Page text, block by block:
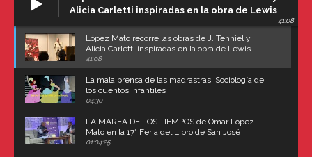
Alicia Carletti inspiradas en la obra de Lewis
41:08
López Mato recorre las obras de J. Tenniel y
Alicia Carletti inspiradas en la obra de Lewis
Carroll
41:08
La mala prensa de las madrastras: Sociología de
los cuentos infantiles
04:30
LA MAREA DE LOS TIEMPOS de Omar López
Mato en la 17° Feria del Libro de San José
(Uruguay)
01:04:25